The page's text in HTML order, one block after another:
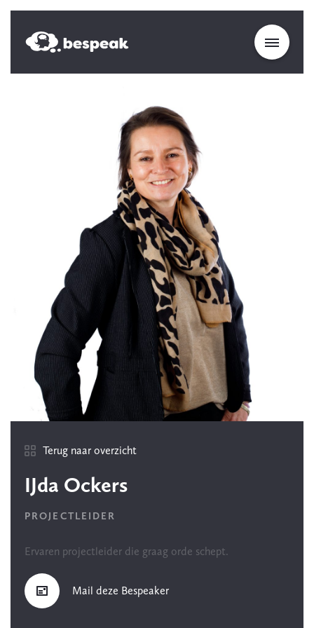
Terug naar overzicht
IJda Ockers
PROJECTLEIDER
Ervaren projectleider die graag orde schept.
Mail deze Bespeaker